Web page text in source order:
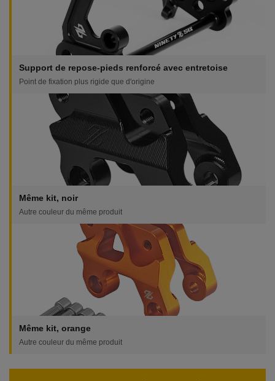
Support de repose-pieds renforcé avec entretoise
Point de fixation plus rigide que d'origine
Même kit, noir
Autre couleur du même produit
Même kit, orange
Autre couleur du même produit